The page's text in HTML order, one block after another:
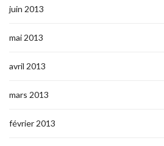
juin 2013
mai 2013
avril 2013
mars 2013
février 2013